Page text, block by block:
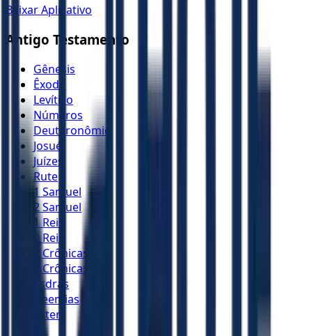
Baixar Aplicativo
Antigo Testamento
Gênesis
Êxodo
Levítico
Números
Deuteronômio
Josué
Juízes
Rute
1 Samuel
2 Samuel
1 Reis
2 Reis
1 Crônicas
2 Crônicas
Esdras
Neemias
Ester